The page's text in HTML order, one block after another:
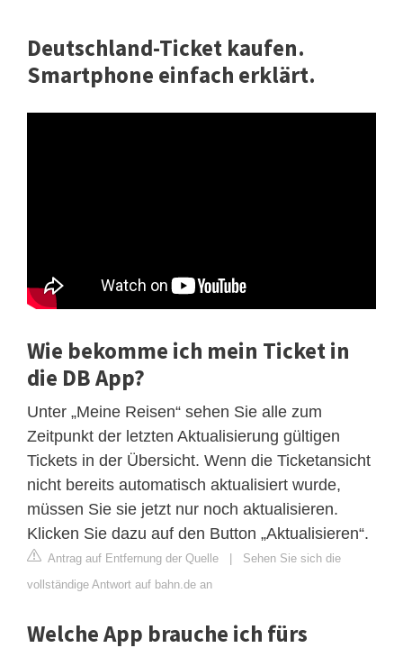
Deutschland-Ticket kaufen.
Smartphone einfach erklärt.
Wie bekomme ich mein Ticket in
die DB App?
Unter „Meine Reisen“ sehen Sie alle zum
Zeitpunkt der letzten Aktualisierung gültigen
Tickets in der Übersicht. Wenn die Ticketansicht
nicht bereits automatisch aktualisiert wurde,
müssen Sie sie jetzt nur noch aktualisieren.
Klicken Sie dazu auf den Button „Aktualisieren“.
Antrag auf Entfernung der Quelle | Sehen Sie sich die
vollständige Antwort auf bahn.de an
Welche App brauche ich fürs